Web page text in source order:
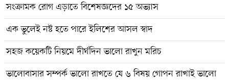
সংক্রামক রোগ এড়াতে বিশেষজ্ঞদের ১৫ অভ্যাস
এক ভুলেই নষ্ট হতে পারে ইলিশের আসল স্বাদ
সহজ কয়েকটি নিয়মে দীর্ঘদিন ভালো রাখুন মরিচ
ভালোবাসার সম্পর্ক ভালো রাখতে যে ৬ বিষয় গোপন রাখাই ভালো